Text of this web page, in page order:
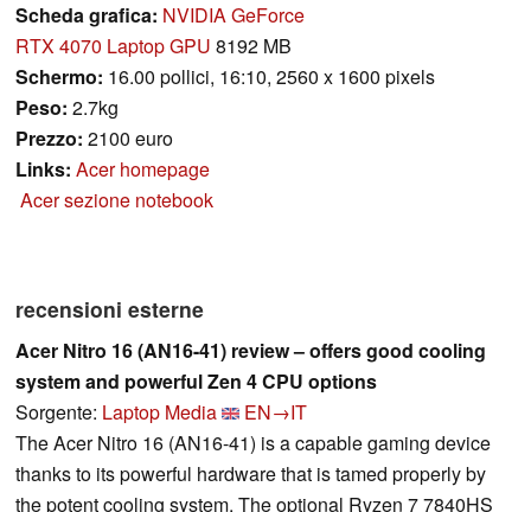
Scheda grafica: NVIDIA GeForce
RTX 4070 Laptop GPU 8192 MB
Schermo: 16.00 pollici, 16:10, 2560 x 1600 pixels
Peso: 2.7kg
Prezzo: 2100 euro
Links: Acer homepage
Acer sezione notebook
recensioni esterne
Acer Nitro 16 (AN16-41) review – offers good cooling
system and powerful Zen 4 CPU options
Sorgente: Laptop Media
EN→IT
The Acer Nitro 16 (AN16-41) is a capable gaming device
thanks to its powerful hardware that is tamed properly by
the potent cooling system. The optional Ryzen 7 7840HS